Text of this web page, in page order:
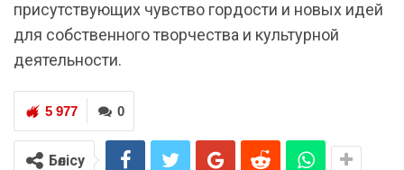
присутствующих чувство гордости и новых идей
для собственного творчества и культурной
деятельности.
0
5 977
Бөлісу